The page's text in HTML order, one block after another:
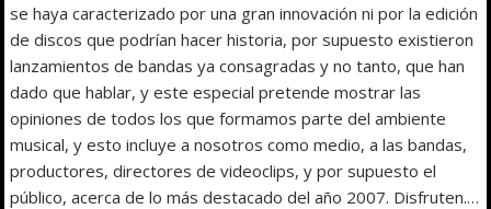
se haya caracterizado por una gran innovación ni por la edición
de discos que podrían hacer historia, por supuesto existieron
lanzamientos de bandas ya consagradas y no tanto, que han
dado que hablar, y este especial pretende mostrar las
opiniones de todos los que formamos parte del ambiente
musical, y esto incluye a nosotros como medio, a las bandas,
productores, directores de videoclips, y por supuesto el
público, acerca de lo más destacado del año 2007. Disfruten.…